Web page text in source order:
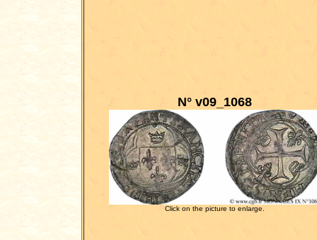
N° v09_1068
Click on the picture to enlarge.